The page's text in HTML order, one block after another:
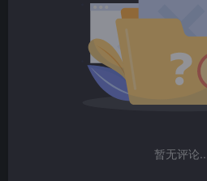
暂无评论